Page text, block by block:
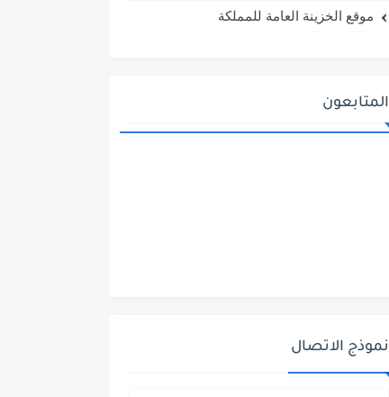
موقع الخزينة العامة للمملكة
المتابعون
نموذج الاتصال